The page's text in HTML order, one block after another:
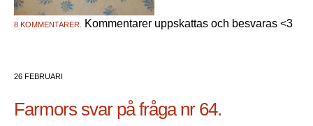
8 KOMMENTARER. Kommentarer uppskattas och besvaras <3
26 FEBRUARI
Farmors svar på fråga nr 64.